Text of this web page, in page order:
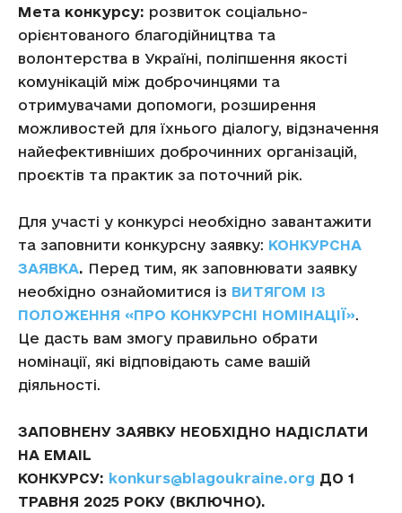
Мета конкурсу: розвиток соціально-
орієнтованого благодійництва та
волонтерства в Україні, поліпшення якості
комунікацій між доброчинцями та
отримувачами допомоги, розширення
можливостей для їхнього діалогу, відзначення
найефективніших доброчинних організацій,
проєктів та практик за поточний рік.
Для участі у конкурсі необхідно завантажити
та заповнити конкурсну заявку: КОНКУРСНА
ЗАЯВКА. Перед тим, як заповнювати заявку
необхідно ознайомитися із ВИТЯГОМ ІЗ
ПОЛОЖЕННЯ «ПРО КОНКУРСНІ НОМІНАЦІЇ».
Це дасть вам змогу правильно обрати
номінації, які відповідають саме вашій
діяльності.
ЗАПОВНЕНУ ЗАЯВКУ НЕОБХІДНО НАДІСЛАТИ
НА EMAIL
КОНКУРСУ: konkurs@blagoukraine.org ДО 1
ТРАВНЯ 2025 РОКУ (ВКЛЮЧНО).